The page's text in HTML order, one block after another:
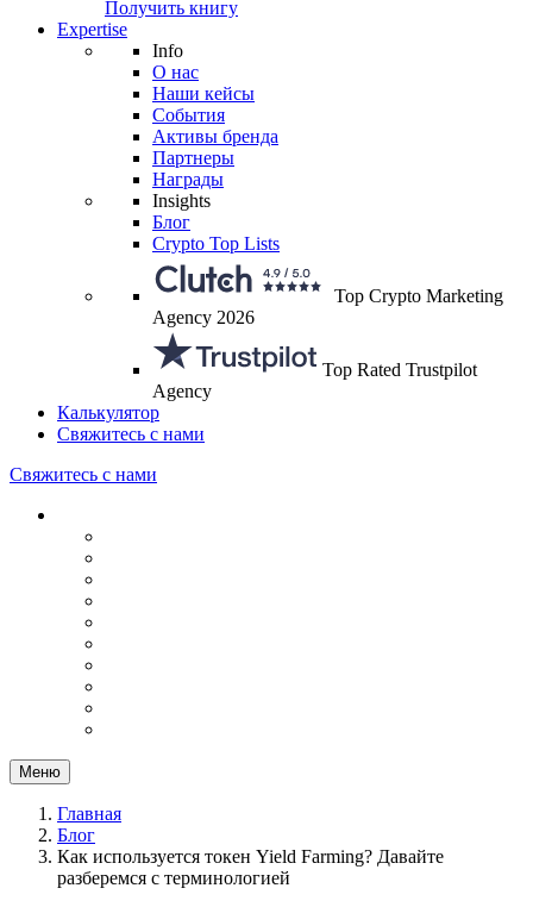
Получить книгу
Expertise
Info
О нас
Наши кейсы
События
Активы бренда
Партнеры
Награды
Insights
Блог
Crypto Top Lists
Top Crypto Marketing
Agency 2026
Top Rated Trustpilot
Agency
Калькулятор
Свяжитесь с нами
Свяжитесь с нами
Меню
Главная
Блог
Как используется токен Yield Farming? Давайте
разберемся с терминологией